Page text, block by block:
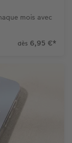
mois avec
dès 6,95 €*